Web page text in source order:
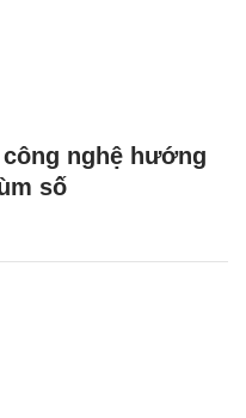
nghệ hướng
số